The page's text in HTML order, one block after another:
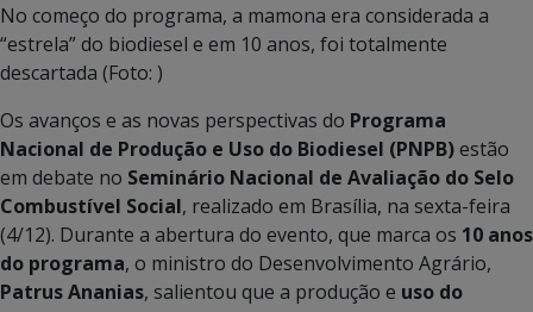
No começo do programa, a mamona era considerada a
“estrela” do biodiesel e em 10 anos, foi totalmente
descartada (Foto: )
Os avanços e as novas perspectivas do Programa
Nacional de Produção e Uso do Biodiesel (PNPB)estão
em debate no Seminário Nacional de Avaliação do Selo
Combustível Social, realizado em Brasília, na sexta-feira
(4/12). Durante a abertura do evento, que marca os 10 anos
do programa, o ministro do Desenvolvimento Agrário,
Patrus Ananias, salientou que a produção e uso do